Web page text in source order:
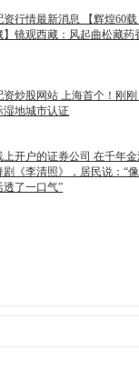
资行情最新消息 【辉煌60
】镜观西藏：风起曲松藏药
资炒股网站 上海首个！刚
湿地城市认证
上开户的证券公司 在千年
剧《李清照》，居民说：“
透了一口气”